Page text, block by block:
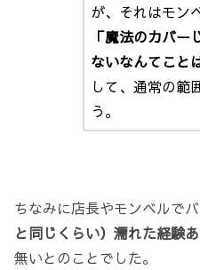
が、それはモン
「魔法のカバー
ないなんてこと
して、通常の範
う。
ちなみに店長やモンベルで
と同じくらい）濡れた経験あ
無いとのことでした。